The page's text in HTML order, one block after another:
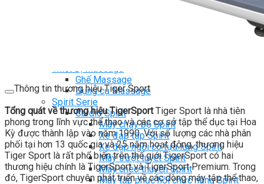
Thiết Bị Massage
Ghế Massage
Dụng cụ Massage
Spirit Serie
Cardio Spirit
Máy chạy bộ Spirit
Xe đạp tập Spirit
Xe đạp ngồi có tựa lưng Spirit
Máy trượt tuyết Spirit
Máy chèo thuyền Spirit
Máy tập phục hồi chức năng Spirit
Thông tin thương hiệu Tiger Sport
Tổng quát về thương hiệu TigerSportTiger Sport là nhà tiên
phong trong lĩnh vực thể thao và các cơ sở tập thể dục tại Hoa
Kỳ được thành lập vào năm 1990. Với số lượng các nhà phân
phối tại hơn 13 quốc gia và 25 năm hoạt động, thương hiệu
Tiger Sport là rất phổ biến trên thế giới.TigerSport có hai
thương hiệu chính là TigerSport và TigerSport Premium. Trong
đó, TigerSport chuyên phát triển về các dòng máy tập thể thao,